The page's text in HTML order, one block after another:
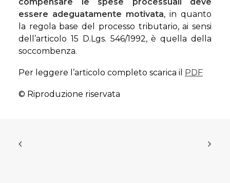
essere adeguatamente motivata, in quanto
la regola base del processo tributario, ai sensi
dell’articolo 15 D.Lgs. 546/1992, è quella della
soccombenza.
Per leggere l’articolo completo scarica il PDF
© Riproduzione riservata